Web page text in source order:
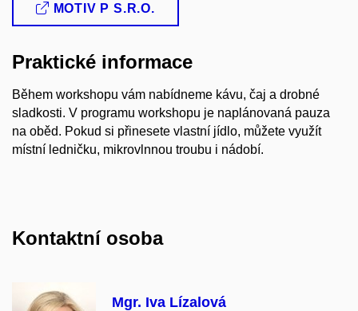
MOTIV P S.R.O.
Praktické informace
Během workshopu vám nabídneme kávu, čaj a drobné
sladkosti. V programu workshopu je naplánovaná pauza
na oběd. Pokud si přinesete vlastní jídlo, můžete využít
místní ledničku, mikrovlnnou troubu i nádobí.
Kontaktní osoba
Mgr. Iva Lízalová